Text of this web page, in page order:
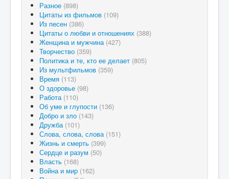
Разное (898)
Цитаты из фильмов (109)
Из песен (386)
Цитаты о любви и отношениях (388)
Женщина и мужчина (427)
Творчество (359)
Политика и те, кто ее делает (805)
Из мультфильмов (359)
Время (113)
О здоровье (98)
Работа (110)
Об уме и глупости (136)
Добро и зло (143)
Дружба (101)
Слова, слова, слова (151)
Жизнь и смерть (399)
Сердце и разум (50)
Власть (168)
Война и мир (162)